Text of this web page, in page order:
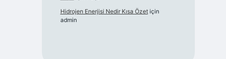
Hidrojen Enerjisi Nedir Kısa Özetiçin
admin